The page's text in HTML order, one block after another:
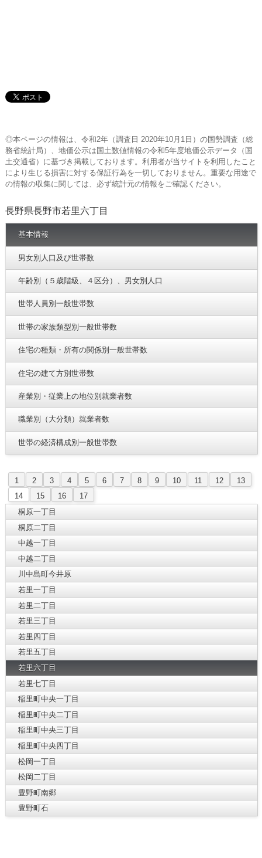
◎本ページの情報は、令和2年（調査日 2020年10月1日）の国勢調査（総
務省統計局）、地価公示は国土数値情報の令和5年度地価公示データ（国
土交通省）に基づき掲載しております。利用者が当サイトを利用したこと
により生じる損害に対する保証行為を一切しておりません。重要な用途で
の情報の収集に関しては、必ず統計元の情報をご確認ください。
長野県長野市若里六丁目
基本情報
男女別人口及び世帯数
年齢別（５歳階級、４区分）、男女別人口
世帯人員別一般世帯数
世帯の家族類型別一般世帯数
住宅の種類・所有の関係別一般世帯数
住宅の建て方別世帯数
産業別・従業上の地位別就業者数
職業別（大分類）就業者数
世帯の経済構成別一般世帯数
1 2 3 4 5 6 7 8 9 10 11 12
13
14
15 16
17
桐原一丁目
桐原二丁目
中越一丁目
中越二丁目
川中島町今井原
若里一丁目
若里二丁目
若里三丁目
若里四丁目
若里五丁目
若里六丁目
若里七丁目
稲里町中央一丁目
稲里町中央二丁目
稲里町中央三丁目
稲里町中央四丁目
松岡一丁目
松岡二丁目
豊野町南郷
豊野町石